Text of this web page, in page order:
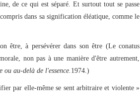
de ce qui est séparé. Et surtout tout se passe
dans sa signification éléatique, comme le
être, à persévérer dans son être (Le conatus
non pas à une manière d'être autrement,
ou au-delà de l'essence. 1974.)
par elle-même se sent arbitraire et violente »